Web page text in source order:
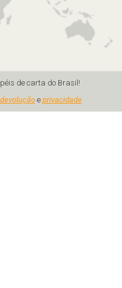
de carta do Brasil!
devoluçãoe privacidade